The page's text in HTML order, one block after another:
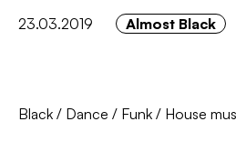
23.03.2019 Almost Black
Black / Dance / Funk / House